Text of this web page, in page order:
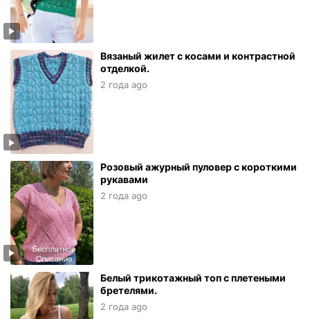
Вязаный жилет с косами и контрастной
отделкой.
2 года ago
Розовый ажурный пуловер с короткими
рукавами
2 года ago
Белый трикотажный топ с плетеными
бретелями.
2 года ago